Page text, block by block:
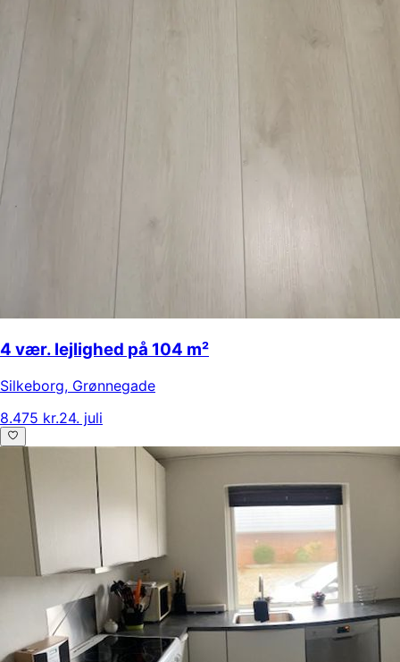
4 vær. lejlighed på 104 m²
Silkeborg, Grønnegade
8.475 kr.24. juli